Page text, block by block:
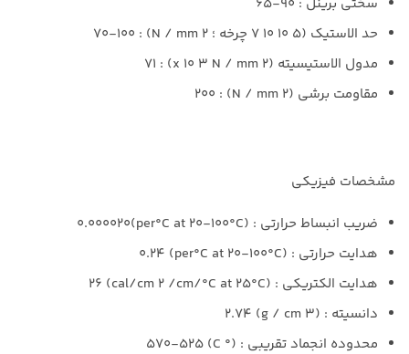
حد الاستیک (5 10 10 7 چرخه ؛ N / mm 2) : 70-100
مدول الاستیسیته (x 10 3 N / mm 2) : 71
مقاومت برشی (N / mm 2) : 200
مشخصات فیزیکی
ضریب انبساط حرارتی : (per°C at 20-100°C)0.000020
هدایت حرارتی : (per°C at 20-100°C) 0.24
هدایت الکتریکی : (cal/cm 2 /cm/°C at 25°C) 26
دانسیته : (g / cm 3) 2.74
محدوده انجماد تقریبي : (° C) 570-525